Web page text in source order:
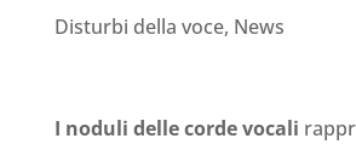
Disturbi della voce, News
I noduli delle corde vocali